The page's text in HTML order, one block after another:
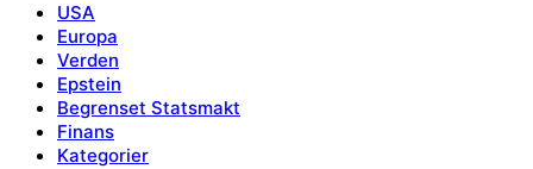
USA
Europa
Verden
Epstein
Begrenset Statsmakt
Finans
Kategorier